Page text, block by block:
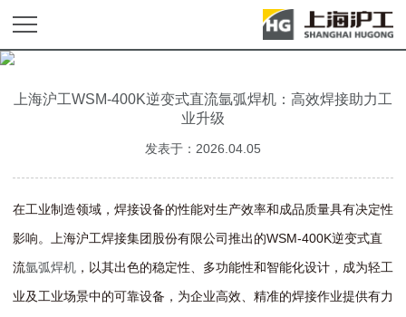
上海沪工WSM-400K逆变式直流氩弧焊机：高效焊接助力工
业升级
发表于：2026.04.05
在工业制造领域，焊接设备的性能对生产效率和成品质量具有决定性
影响。上海沪工焊接集团股份有限公司推出的WSM-400K逆变式直
流氩弧焊机 ，以其出色的稳定性、多功能性和智能化设计，成为轻工
业及工业场景中的可靠设备，为企业高效、精准的焊接作业提供有力